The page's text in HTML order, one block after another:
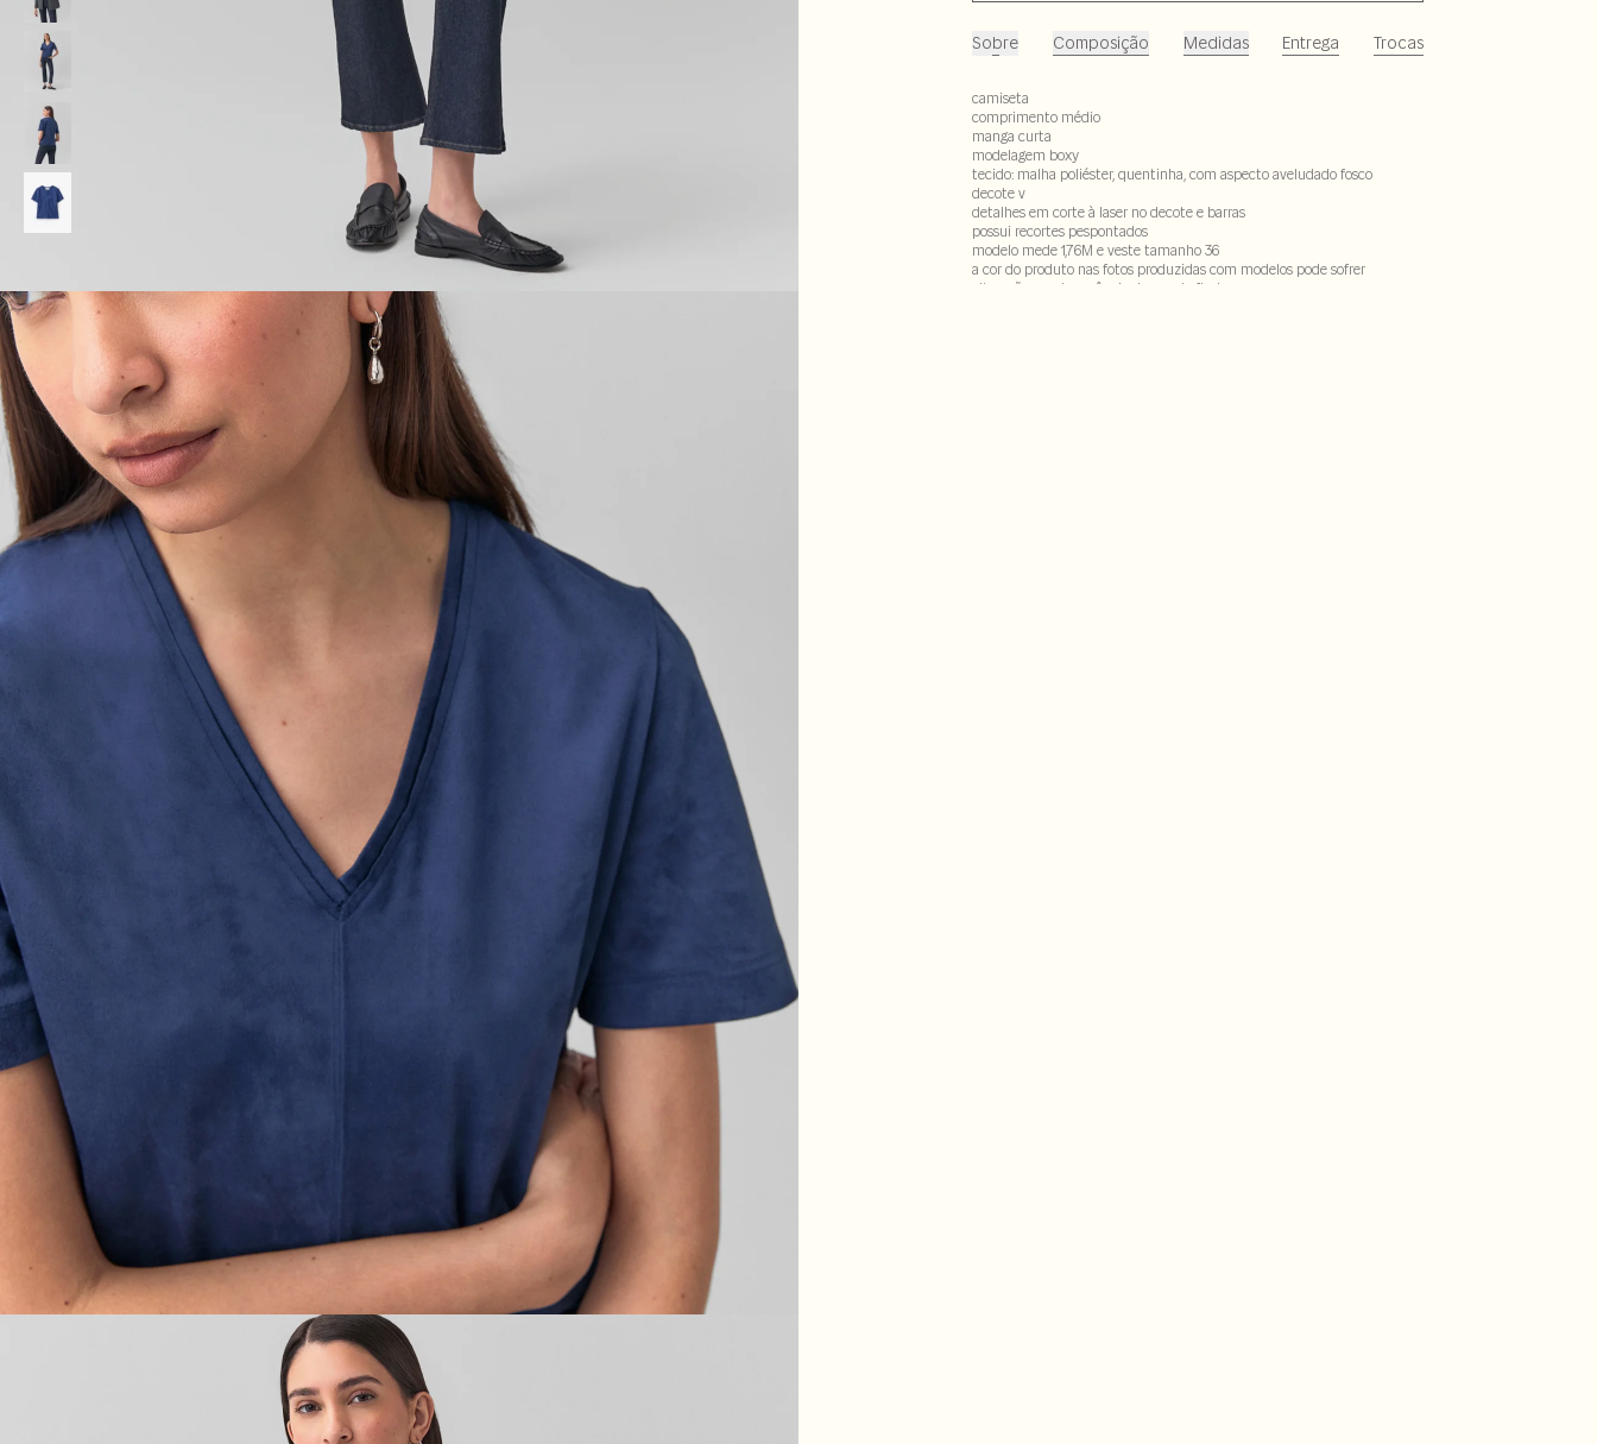
Sobre Composição Medidas Entrega Trocas
camiseta
comprimento médio
manga curta
modelagem boxy
tecido: malha poliéster, quentinha, com aspecto aveludado fosco
decote v
detalhes em corte à laser no decote e barras
possui recortes pespontados
modelo mede 1,76M e veste tamanho 36
a cor do produto nas fotos produzidas com modelos pode sofrer
alteração em decorrência do uso do flash.